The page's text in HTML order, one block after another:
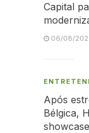
Capital
06/08/
Após
Bélgica,